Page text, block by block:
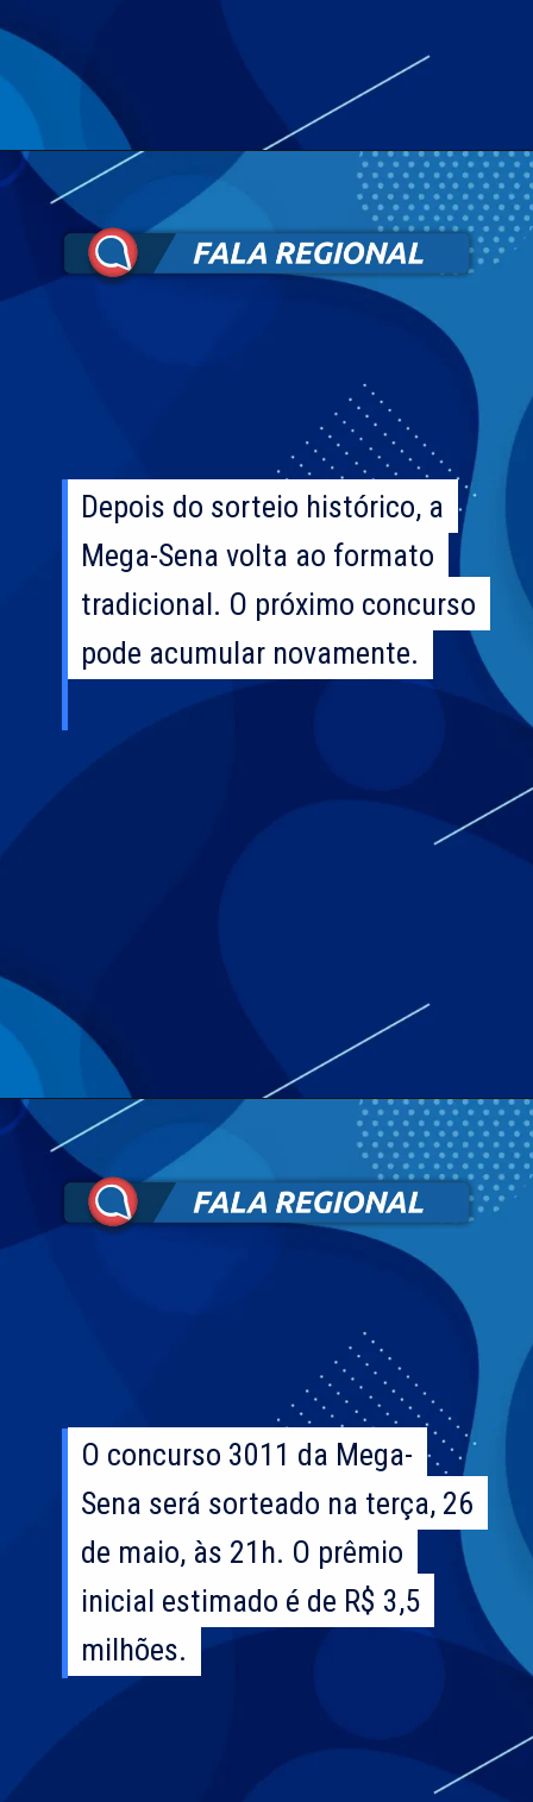
Depois do sorteio histórico, a
Mega-Sena volta ao formato
tradicional. O próximo concurso
pode acumular novamente.
Depois do sorteio histórico, a
Mega-Sena volta ao formato
tradicional. O próximo concurso
pode acumular novamente.
O concurso 3011 da Mega-
Sena será sorteado na terça, 26
de maio, às 21h. O prêmio
inicial estimado é de R$ 3,5
milhões.
O concurso 3011 da Mega-
Sena será sorteado na terça, 26
de maio, às 21h. O prêmio
inicial estimado é de R$ 3,5
milhões.